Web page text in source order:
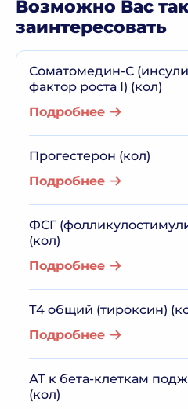
Возможно Вас
заинтересовать
Соматомедин-С
фактор роста I) (кол)
Подробнее
Прогестерон (кол)
Подробнее
ФСГ
(кол)
Подробнее
Т4 общий (тироксин)
Подробнее
АТ к бета-клеткам
(кол)